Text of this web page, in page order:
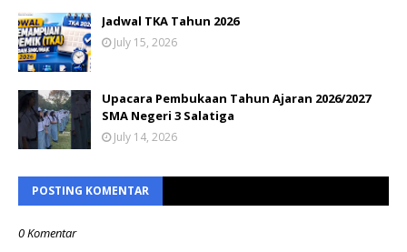
Jadwal TKA Tahun 2026
July 15, 2026
Upacara Pembukaan Tahun Ajaran 2026/2027
SMA Negeri 3 Salatiga
July 14, 2026
POSTING KOMENTAR
0 Komentar